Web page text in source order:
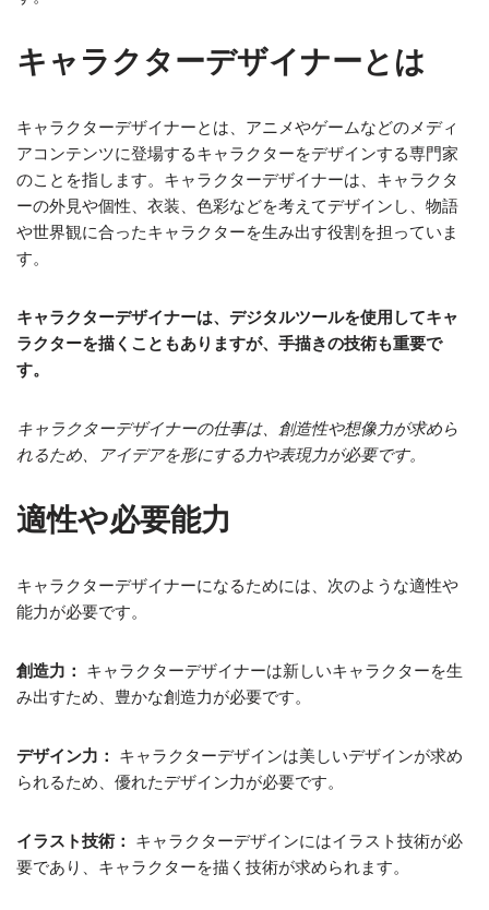
キャラクターデザイナーとは
キャラクターデザイナーとは、アニメやゲームなどのメディ
アコンテンツに登場するキャラクターをデザインする専門家
のことを指します。キャラクターデザイナーは、キャラクタ
ーの外見や個性、衣装、色彩などを考えてデザインし、物語
や世界観に合ったキャラクターを生み出す役割を担っていま
す。
キャラクターデザイナーは、デジタルツールを使用してキャ
ラクターを描くこともありますが、手描きの技術も重要で
す。
キャラクターデザイナーの仕事は、創造性や想像力が求めら
れるため、アイデアを形にする力や表現力が必要です。
適性や必要能力
キャラクターデザイナーになるためには、次のような適性や
能力が必要です。
創造力：
キャラクターデザイナーは新しいキャラクターを生
み出すため、豊かな創造力が必要です。
デザイン力：
キャラクターデザインは美しいデザインが求め
られるため、優れたデザイン力が必要です。
イラスト技術：
キャラクターデザインにはイラスト技術が必
要であり、キャラクターを描く技術が求められます。